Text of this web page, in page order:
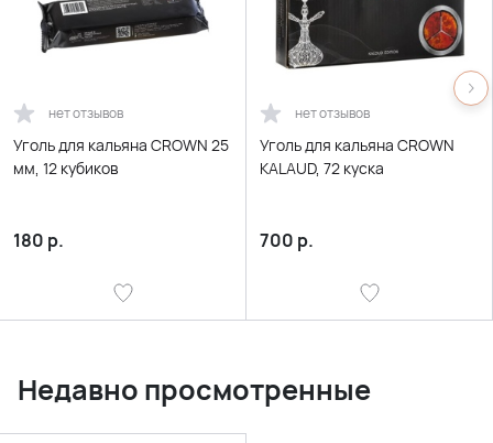
нет отзывов
Уголь для кальяна CROWN 25
мм, 12 кубиков
180 р.
нет отзывов
Уголь для кальяна CROWN
KALAUD, 72 куска
700 р.
Недавно просмотренные